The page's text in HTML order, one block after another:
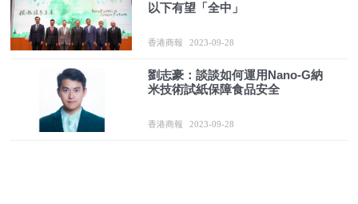
以下有望「全中」
香港商報 2023-09-28
劉志豪：談談如何運用Nano-G納
米技術試紙保障食品安全
香港商報 2023-09-28